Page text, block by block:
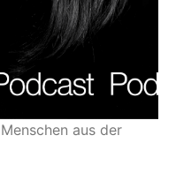
aus der